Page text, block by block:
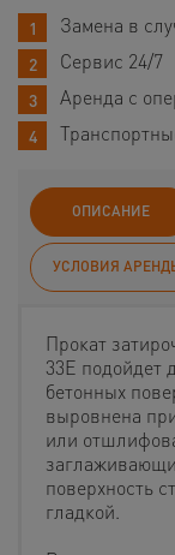
Замена в
Сервис 24/7
Аренда с
ОПИСАНИЕ
УСЛОВИЯ
Прокат
33E подойдет
бетонных
выровнена
или
поверхность
гладкой.